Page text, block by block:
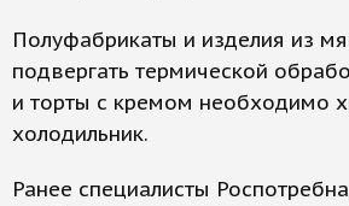
Полуфабрикаты и изделия из
подвергать термической
и торты с кремом необходимо
холодильник.
Ранее специалисты